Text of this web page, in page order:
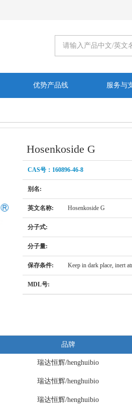
优势产品线 服务与
Hosenkoside G
CAS号：160896-46-8
别名:
英文名称: Hosenkoside G
分子式:
分子量:
保存条件: Keep in dark place, inert
MDL号:
品牌
瑞达恒辉/henghuibio
瑞达恒辉/henghuibio
瑞达恒辉/henghuibio